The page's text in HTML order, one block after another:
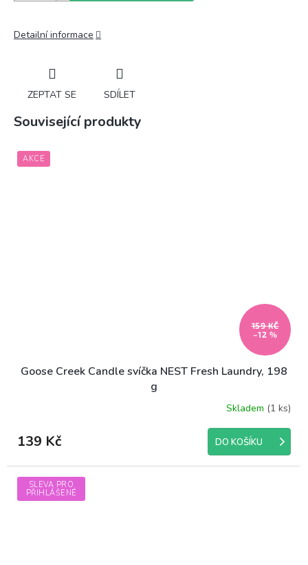
Detailní informace
ZEPTAT SE SDÍLET
Související produkty
AKCE
159 KČ
–12 %
Goose Creek Candle svíčka NEST Fresh Laundry, 198
g
Skladem (1 ks)
139 Kč DO KOŠÍKU
SLEVA PRO
PŘIHLÁŠENÉ